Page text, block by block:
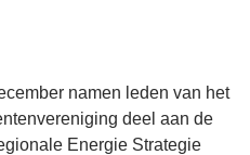
namen leden van het
deel aan de
Energie Strategie